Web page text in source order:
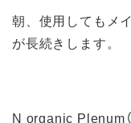
朝、使用してもメ
が長続きします。
N organic Plenum